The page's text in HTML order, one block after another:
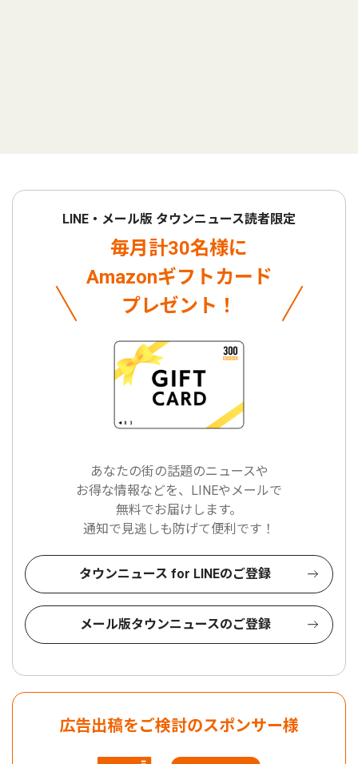
LINE・メール版 タウンニュース読者限定
毎月計30名様に
Amazonギフトカード
プレゼント！
あなたの街の話題のニュースや
お得な情報などを、LINEやメールで
無料でお届けします。
通知で見逃しも防げて便利です！
タウンニュース for LINEのご登録
メール版タウンニュースのご登録
広告出稿をご検討のスポンサー様